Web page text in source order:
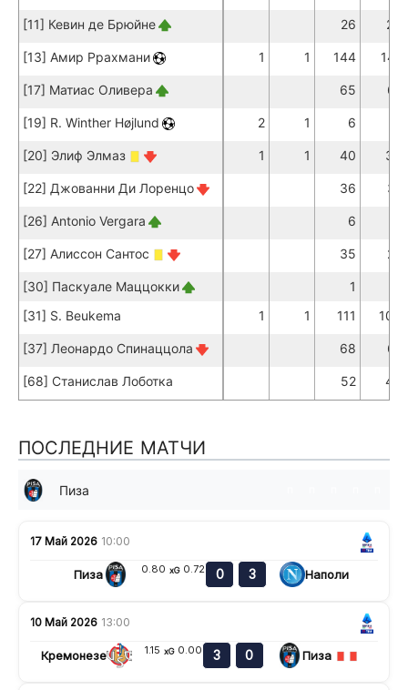
[11] Кевин де Брюйне 26 23
[13] Амир Ррахмани 1 1 144 141
[17] Матиас Оливера 65 61
[19] R. Winther Højlund 2 1 6
[20] Элиф Элмаз 1 1 40 36
[22] Джованни Ди Лоренцо 36 31
[26] Antonio Vergara 6
[27] Алиссон Сантос 35 27
[30] Паскуале Маццокки 1
[31] S. Beukema
1 1 111 104
[37] Леонардо Спинаццола 68 61
[68] Станислав Лоботка 52 45
ПОСЛЕДНИЕ МАТЧИ
Пиза
17 Май 2026 10:00
Пиза 0.80 xG 0.72 0 3 Наполи
10 Май 2026 13:00
Кремонезе 1.15 xG 0.00 3 0 Пиза